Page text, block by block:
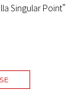
Singular Point”